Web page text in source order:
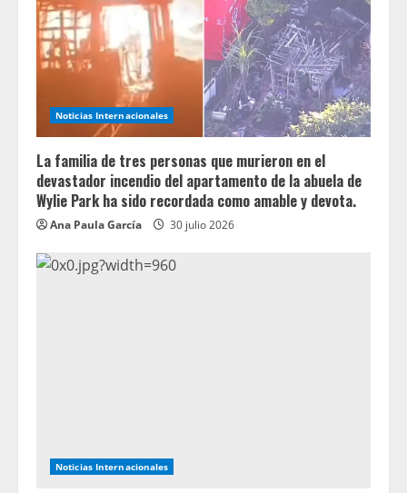
Noticias Internacionales
La familia de tres personas que murieron en el
devastador incendio del apartamento de la abuela de
Wylie Park ha sido recordada como amable y devota.
Ana Paula García 30 julio 2026
Noticias Internacionales